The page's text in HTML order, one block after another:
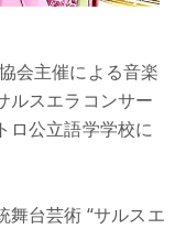
会主催による音楽
ルスエラコンサー
ロ公立語学学校に
舞台芸術 “サルスエ